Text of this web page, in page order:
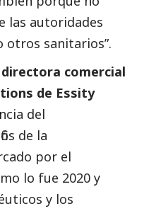
las autoridades
otros sanitarios”.
directora comercial
de Essity
del
de la
por el
lo fue 2020 y
y los